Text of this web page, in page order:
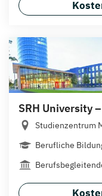
SRH University
Studienzentrum
Berufliche